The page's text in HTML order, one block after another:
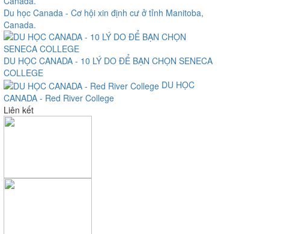
Du học Canada - Cơ hội xin định cư ở tỉnh Manitoba,
Canada.
DU HỌC CANADA - 10 LÝ DO ĐỂ BẠN CHỌN SENECA
COLLEGE
DU HỌC
CANADA - Red River College
Liên kết